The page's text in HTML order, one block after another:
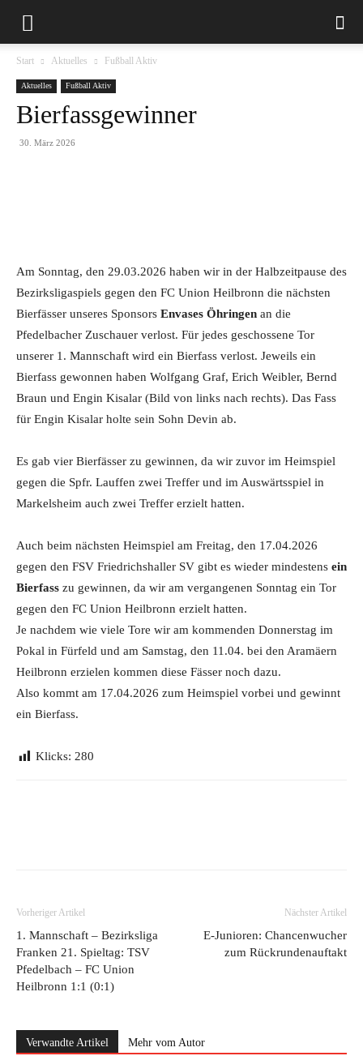
Start Aktuelles Fußball Aktiv
Aktuelles Fußball Aktiv
Bierfassgewinner
30. März 2026
Am Sonntag, den 29.03.2026 haben wir in der Halbzeitpause des
Bezirksligaspiels gegen den FC Union Heilbronn die nächsten
Bierfässer unseres Sponsors Envases Öhringen an die
Pfedelbacher Zuschauer verlost. Für jedes geschossene Tor
unserer 1. Mannschaft wird ein Bierfass verlost. Jeweils ein
Bierfass gewonnen haben Wolfgang Graf, Erich Weibler, Bernd
Braun und Engin Kisalar (Bild von links nach rechts). Das Fass
für Engin Kisalar holte sein Sohn Devin ab.
Es gab vier Bierfässer zu gewinnen, da wir zuvor im Heimspiel
gegen die Spfr. Lauffen zwei Treffer und im Auswärtsspiel in
Markelsheim auch zwei Treffer erzielt hatten.
Auch beim nächsten Heimspiel am Freitag, den 17.04.2026
gegen den FSV Friedrichshaller SV gibt es wieder mindestens ein
Bierfass zu gewinnen, da wir am vergangenen Sonntag ein Tor
gegen den FC Union Heilbronn erzielt hatten.
Je nachdem wie viele Tore wir am kommenden Donnerstag im
Pokal in Fürfeld und am Samstag, den 11.04. bei den Aramäern
Heilbronn erzielen kommen diese Fässer noch dazu.
Also kommt am 17.04.2026 zum Heimspiel vorbei und gewinnt
ein Bierfass.
Klicks: 280
Vorheriger Artikel
1. Mannschaft – Bezirksliga
Franken 21. Spieltag: TSV
Pfedelbach – FC Union
Heilbronn 1:1 (0:1)
Nächster Artikel
E-Junioren: Chancenwucher
zum Rückrundenauftakt
Verwandte Artikel Mehr vom Autor